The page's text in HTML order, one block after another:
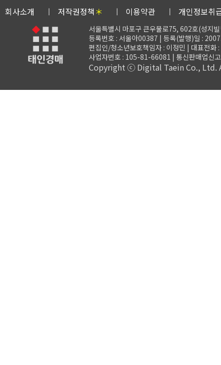
회사소개 저작권정책 ＊ 이용약관 개인정보취
서울특별시 마포구 큰우물로75, 602호(성지
등록번호 : 서울아00387 | 등록(발행)일 :
편집인/청소년보호책임자 : 이정민 | 대표전
사업자번호 : 105-81-66081 | 통신판매업
Copyright ⓒ Digital Taein Co., Ltd.